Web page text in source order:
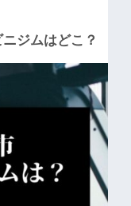
ジムはどこ？